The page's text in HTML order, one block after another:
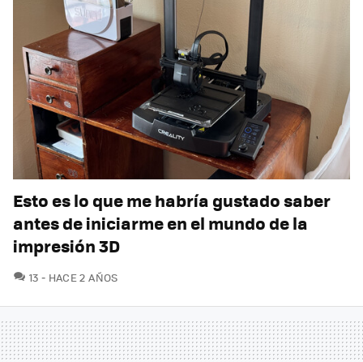
Esto es lo que me habría gustado saber
antes de iniciarme en el mundo de la
impresión 3D
13 COMENTARIOS
HACE 2 AÑOS